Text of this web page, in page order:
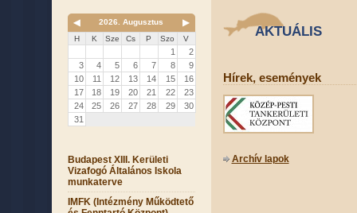
◀ 2026. Augusztus ▶
H K Sze Cs P Szo V
1
2
3
4 5 6 7 8
9
10
11 12 13 14 15
16
17
18 19 20 21 22
23
24
25 26 27 28 29
30
31
Budapest XIII. Kerületi
Vizafogó Általános Iskola
munkaterve
IMFK (Intézmény Működtető
AKTUÁLIS
Hírek, események
Archív lapok